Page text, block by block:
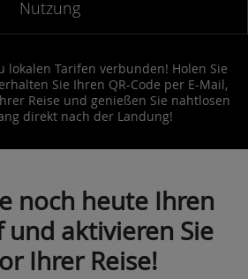
Nutzung
lokalen Tarifen verbunden! Holen Sie
Sie Ihren QR-Code per E-Mail,
Reise und genießen Sie nahtlosen
direkt nach der Landung!
noch heute Ihren
aktivieren Sie
Ihrer Reise!